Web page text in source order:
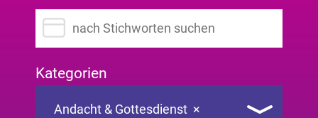
Suchbegriff eingeben
Kategorien
×
Andacht & Gottesdienst